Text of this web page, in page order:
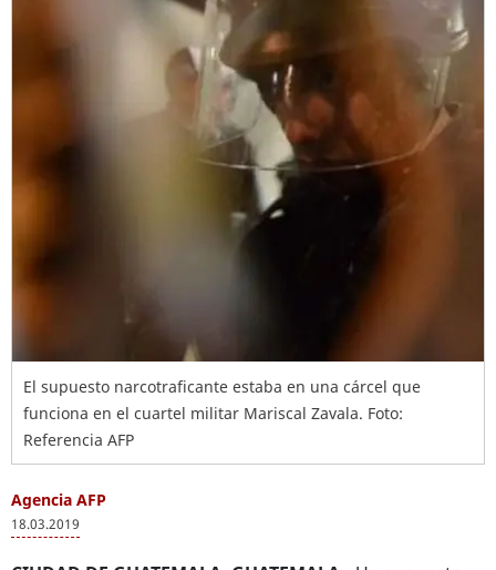
El supuesto narcotraficante estaba en una cárcel que
funciona en el cuartel militar Mariscal Zavala. Foto:
Referencia AFP
Agencia AFP
18.03.2019